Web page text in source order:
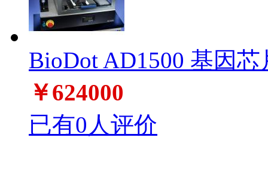
BioDot AD1500 基因芯
￥624000
已有0人评价